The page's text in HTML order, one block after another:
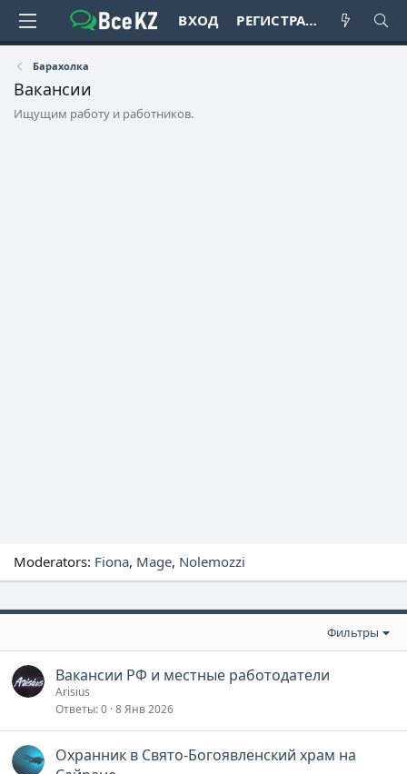
ВХОД РЕГИСТРАЦИЯ
Барахолка
Вакансии
Ищущим работу и работников.
Moderators: Fiona Mage Nolemozzi
Фильтры
Вакансии РФ и местные работодатели
Arisius
Ответы 0 8 Янв 2026
Охранник в Свято-Богоявленский храм на